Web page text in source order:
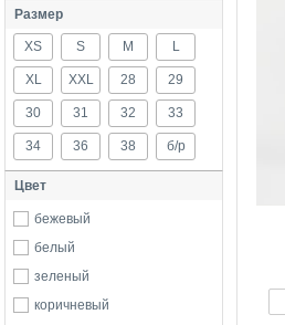
Размер
XS S M L
XL XXL 28 29
30 31 32 33
34 36 38 б/р
Цвет
бежевый
белый
зеленый
коричневый